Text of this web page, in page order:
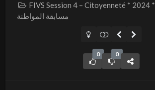
FIVS Session 4 – Citoyenneté * 2024 * الدورة الرابعة
مسابقة المواطنة
0 0